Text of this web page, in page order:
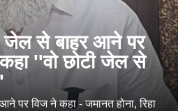
जेल से बाहर आने पर
''वो छोटी जेल से
पर विज ने कहा - जमानत होना, रिहा